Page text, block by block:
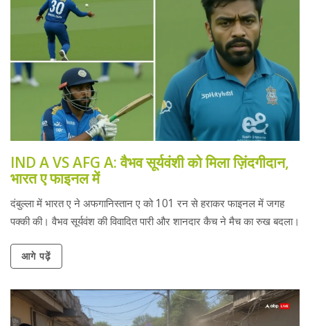
IND A VS AFG A: वैभव सूर्यवंशी को मिला ज़िंदगीदान,
भारत ए फाइनल में
दंबुल्ला में भारत ए ने अफगानिस्तान ए को 101 रन से हराकर फाइनल में जगह
पक्की की। वैभव सूर्यवंश की विवादित पारी और शानदार कैच ने मैच का रुख बदला।
आगे पढ़ें